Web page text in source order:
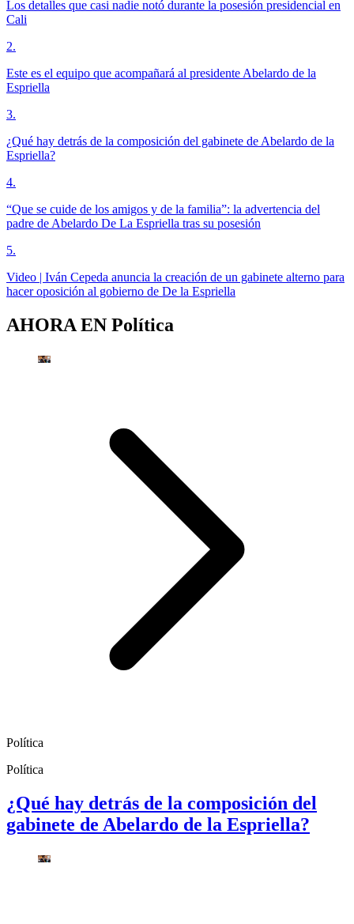
Los detalles que casi nadie notó durante la posesión presidencial en
Cali
2.
Este es el equipo que acompañará al presidente Abelardo de la
Espriella
3.
¿Qué hay detrás de la composición del gabinete de Abelardo de la
Espriella?
4.
“Que se cuide de los amigos y de la familia”: la advertencia del
padre de Abelardo De La Espriella tras su posesión
5.
Video | Iván Cepeda anuncia la creación de un gabinete alterno para
hacer oposición al gobierno de De la Espriella
AHORA EN Política
Política
Política
¿Qué hay detrás de la composición del
gabinete de Abelardo de la Espriella?